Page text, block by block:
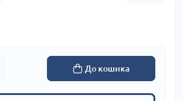
До кошика